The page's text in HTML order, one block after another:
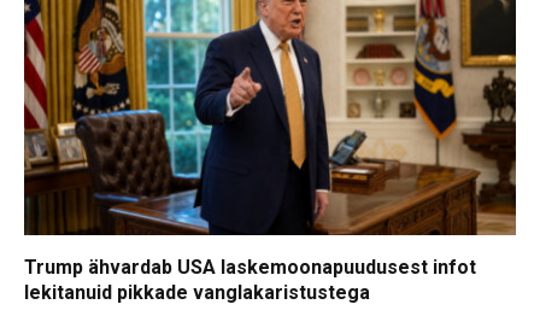
Trump ähvardab USA laskemoonapuudusest infot
lekitanuid pikkade vanglakaristustega